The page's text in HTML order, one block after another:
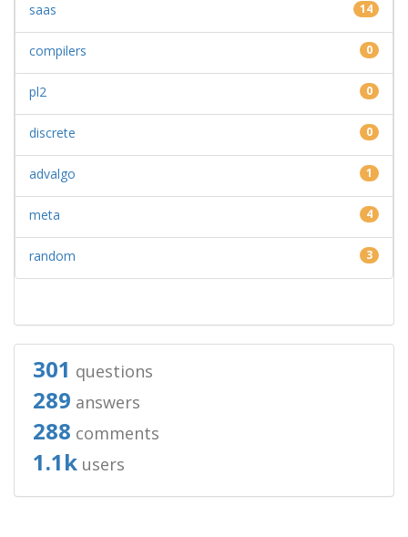
saas 14
compilers 0
pl2 0
discrete 0
advalgo 1
meta 4
random 3
301 questions
289 answers
288 comments
1.1k users